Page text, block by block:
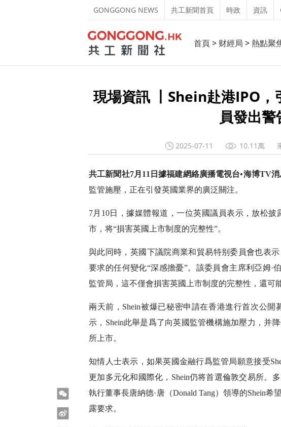
GONGGONG NEWS 共工新聞首頁 時政 資訊
首頁> 财經局 >熱點聚
現場資訊 丨Shein赴港IPO，
員發出警
2025-07-11 10.11萬
共工新聞社7月11日據福建網絡廣播電視台•海博TV消
監管施壓，正在引發英國業界的廣泛關注。
7月10日，據媒體報道，一位英國議員表示，放松披
市，将“損害英國上市制度的完整性”。
與此同時，英國下議院商業和貿易特别委員會也表
要求的任何變化“深感擔憂”。該委員會主席利亞姆·
監管局，這不僅會損害英國上市制度的完整性，還可
兩天前，Shein被爆已秘密申請在香港進行首次公開
示，Shein此舉是爲了向英國監管機構施加壓力，并
所上市。
知情人士表示，如果英國金融行爲監管局願意接受
更加多元化和國際化，Shein仍将首選倫敦交易所。
執行董事長唐納德·唐（Donald Tang）領導的Shein
露要求。